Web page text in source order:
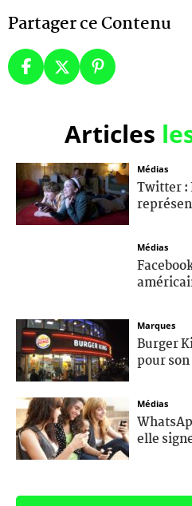
Partager ce Contenu
Articles
Médias
Twitter :
Médias
Marques
Burger
pour
Médias
elle